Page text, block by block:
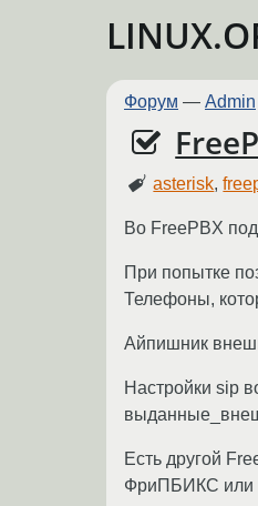
Форум — Admin
asterisk,
Во FreePBX
При попытке
Телефоны,
Айпишник
Настройки sip
Есть другой
ФриПБИКС или